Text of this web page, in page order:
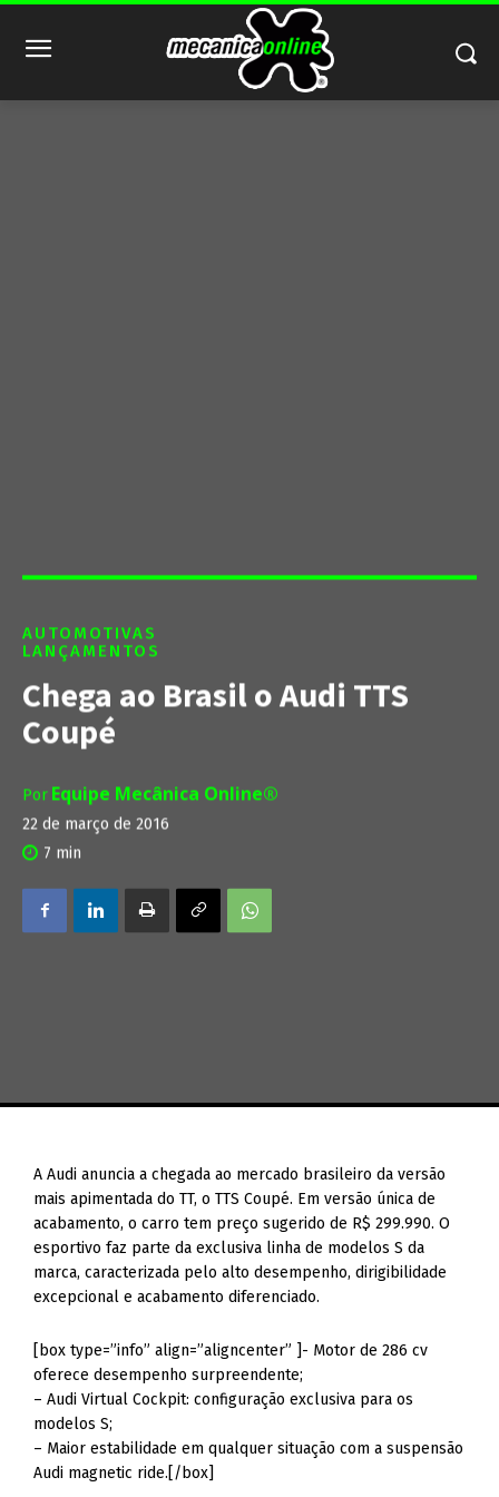
AUTOMOTIVAS
LANÇAMENTOS
Chega ao Brasil o Audi TTS
Coupé
Por Equipe Mecânica Online®
22 de março de 2016
7 min
A Audi anuncia a chegada ao mercado brasileiro da versão
mais apimentada do TT, o TTS Coupé. Em versão única de
acabamento, o carro tem preço sugerido de R$ 299.990. O
esportivo faz parte da exclusiva linha de modelos S da
marca, caracterizada pelo alto desempenho, dirigibilidade
excepcional e acabamento diferenciado.
[box type=”info” align=”aligncenter” ]- Motor de 286 cv
oferece desempenho surpreendente;
– Audi Virtual Cockpit: configuração exclusiva para os
modelos S;
– Maior estabilidade em qualquer situação com a suspensão
Audi magnetic ride.[/box]